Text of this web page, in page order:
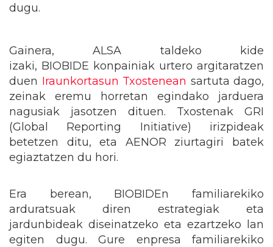
dugu.
Gainera, ALSA taldeko kide
izaki, BIOBIDE konpainiak urtero argitaratzen
duen Iraunkortasun Txostenean sartuta dago,
zeinak eremu horretan egindako jarduera
nagusiak jasotzen dituen. Txostenak GRI
(Global Reporting Initiative) irizpideak
betetzen ditu, eta AENOR ziurtagiri batek
egiaztatzen du hori.
Era berean, BIOBIDEn familiarekiko
arduratsuak diren estrategiak eta
jardunbideak diseinatzeko eta ezartzeko lan
egiten dugu. Gure enpresa familiarekiko